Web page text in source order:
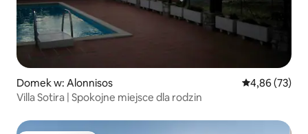
Domek w: Alonnisos Średnia
4,86 (73)
Villa Sotira | Spokojne miejsce dla rodzin